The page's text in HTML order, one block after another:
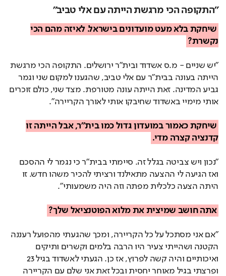
"התקופה הכי מרגשת הייתה עם אלי טביב"
שיחקת בלא מעט מועדונים בישראל. לאיזה מהם הכי
נקשרת?
"יש שניים - מ.ס אשדוד ובית"ר ירושלים. התקופה הכי מרגשת
הייתה בעונה בבית"ר עם אלי טביב, שהגענו למקום שני וגמר
גביע המדינה. זאת הייתה עונה מטורפת. מצד שני, כולם זוכרים
אותי מימיי באשדוד שחיבקו אותי לאורך הקריירה".
שיחקת כאמור במועדון גדול כמו בית"ר, אבל הייתה זו
קדנציה קצרה מדי.
"נכון ויש צביטה בגלל זה. סיימתי בבית"ר כי נגמר לי ההסכם
ואז הגיעה לי ההצעה מתאילנד ורציתי להכיר משהו חדש. זו
היתה הצעה כלכלית מפתה וזה היה משמעותי".
אתה חושב שמיצית את מלוא הפוטנציאל שלך?
"אם אני מסתכל על כל הקריירה, ומכך שהגעתי מהפועל רעננה
הקטנה ושהייתי צעיר היו הרבה בלמים וקשרים ותיקים
ואיכותיים והיה קשה לפרוץ, אז כן. הגעתי לאשדוד בגיל 23
ופרצתי בגיל מאוחר יחסית ובכל זאת אני שלם עם הקריירה